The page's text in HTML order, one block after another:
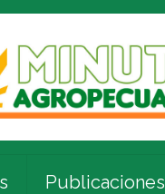
Publicaciones